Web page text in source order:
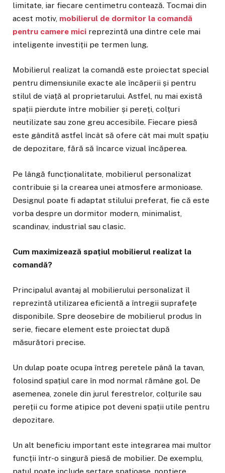
limitate, iar fiecare centimetru contează. Tocmai din
acest motiv, mobilierul de dormitor la comandă
pentru camere mici reprezintă una dintre cele mai
inteligente investiții pe termen lung.
Mobilierul realizat la comandă este proiectat special
pentru dimensiunile exacte ale încăperii și pentru
stilul de viață al proprietarului. Astfel, nu mai există
spații pierdute între mobilier și pereți, colțuri
neutilizate sau zone greu accesibile. Fiecare piesă
este gândită astfel încât să ofere cât mai mult spațiu
de depozitare, fără să încarce vizual încăperea.
Pe lângă funcționalitate, mobilierul personalizat
contribuie și la crearea unei atmosfere armonioase.
Designul poate fi adaptat stilului preferat, fie că este
vorba despre un dormitor modern, minimalist,
scandinav, industrial sau clasic.
Cum maximizează spațiul mobilierul realizat la
comandă?
Principalul avantaj al mobilierului personalizat îl
reprezintă utilizarea eficientă a întregii suprafețe
disponibile. Spre deosebire de mobilierul produs în
serie, fiecare element este proiectat după
măsurători precise.
Un dulap poate ocupa întreg peretele până la tavan,
folosind spațiul care în mod normal rămâne gol. De
asemenea, zonele din jurul ferestrelor, colțurile sau
pereții cu forme atipice pot deveni spații utile pentru
depozitare.
Un alt beneficiu important este integrarea mai multor
funcții într-o singură piesă de mobilier. De exemplu,